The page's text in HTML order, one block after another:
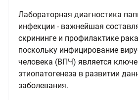
Лабораторная диагностика
инфекции - важнейшая
скрининге и профилактике
поскольку инфицирование
человека (ВПЧ) является
этиопатогенеза в развитии
заболевания.